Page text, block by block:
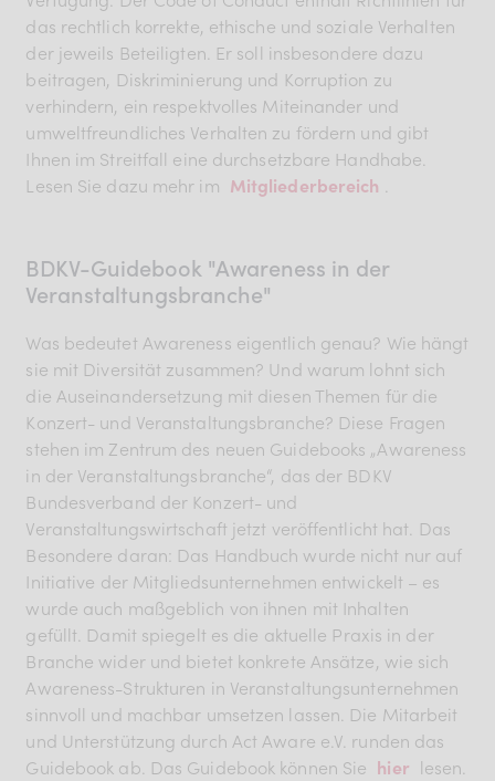
das rechtlich korrekte, ethische und soziale Verhalten
der jeweils Beteiligten. Er soll insbesondere dazu
beitragen, Diskriminierung und Korruption zu
verhindern, ein respektvolles Miteinander und
umweltfreundliches Verhalten zu fördern und gibt
Ihnen im Streitfall eine durchsetzbare Handhabe.
Lesen Sie dazu mehr im Mitgliederbereich
BDKV-Guidebook "Awareness in der
Veranstaltungsbranche"
Was bedeutet Awareness eigentlich genau? Wie hängt
sie mit Diversität zusammen? Und warum lohnt sich
die Auseinandersetzung mit diesen Themen für die
Konzert- und Veranstaltungsbranche? Diese Fragen
stehen im Zentrum des neuen Guidebooks „Awareness
in der Veranstaltungsbranche“, das der BDKV
Bundesverband der Konzert- und
Veranstaltungswirtschaft jetzt veröffentlicht hat. Das
Besondere daran: Das Handbuch wurde nicht nur auf
Initiative der Mitgliedsunternehmen entwickelt – es
wurde auch maßgeblich von ihnen mit Inhalten
gefüllt. Damit spiegelt es die aktuelle Praxis in der
Branche wider und bietet konkrete Ansätze, wie sich
Awareness-Strukturen in Veranstaltungsunternehmen
sinnvoll und machbar umsetzen lassen. Die Mitarbeit
und Unterstützung durch Act Aware e.V. runden das
Guidebook ab. Das Guidebook können Sie hier lesen.